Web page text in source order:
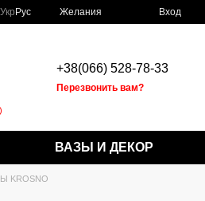
Укр Рус Желания Вход
+38(066) 528-78-33
Перезвонить вам?
ВАЗЫ И ДЕКОР
KROSNO